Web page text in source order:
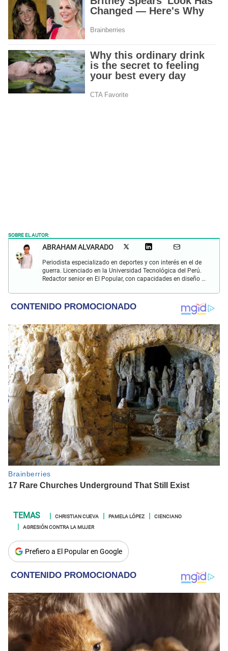
SOBRE EL AUTOR:
ABRAHAM ALVARADO
Periodista especializado en deportes y con interés en el de
guerra. Licenciado en la Universidad Tecnológica del Perú.
Redactor senior en El Popular, con capacidades en diseño y
cultural.
CHRISTIAN CUEVA PAMELA LÓPEZ
CIENCIANO
AGRESIÓN CONTRA LA MUJER
Prefiero a El Popular en Google